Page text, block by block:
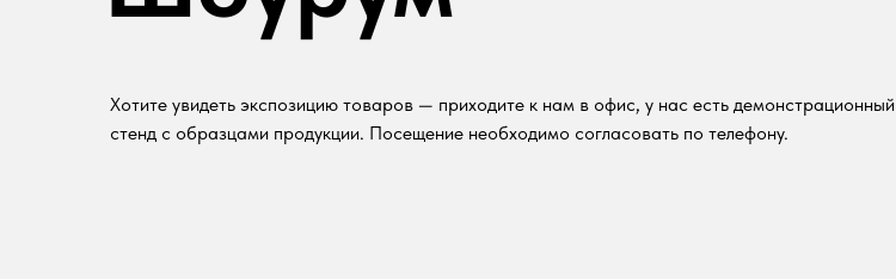
Хотите увидеть экспозицию товаров — приходите к нам в офис, у нас есть демонстрационный
стенд с образцами продукции. Посещение необходимо согласовать по телефону.